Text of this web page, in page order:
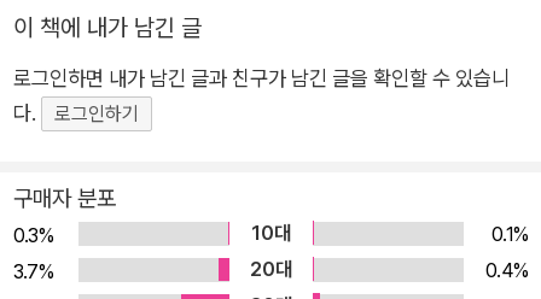
하게 지내야 하는 톰은, 우연한 기회에 한밤중 시계가 종을 열세
라운 비밀을 알아냅니다. 그리고 매일 밤 시계종이 울리기만을 손
꼽아 기다립니다. 톰은 비밀스럽게 들어간 정원에서 놀라운 일들
갈 수도 있었고, 아무도 톰을 알아보지 못했어요. 단, 귀여운 소녀
해티만 빼고요. 이제, 톰은 해티와 함께 정원에서 비밀스러운 모
험을 시작합니다. 근대 판타지 문학의 대표작 중 하나로 손꼽히는
이 책에 내가 남긴 글
로그인하면 내가 남긴 글과 친구가 남긴 글을 확인할 수 있습니
다.
로그인하기
구매자 분포
0.3% 10대
0.1%
3.7%
20대
0.4%